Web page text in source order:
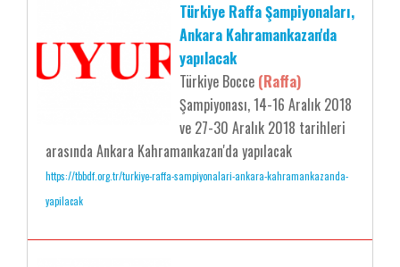
Türkiye Raffa Şampiyonaları,
Ankara Kahramankazan'da
yapılacak
Türkiye Bocce (Raffa)
Şampiyonası, 14-16 Aralık 2018
ve 27-30 Aralık 2018 tarihleri
arasında Ankara Kahramankazan'da yapılacak
https://tbbdf.org.tr/turkiye-raffa-sampiyonalari-ankara-kahramankazanda-
yapilacak